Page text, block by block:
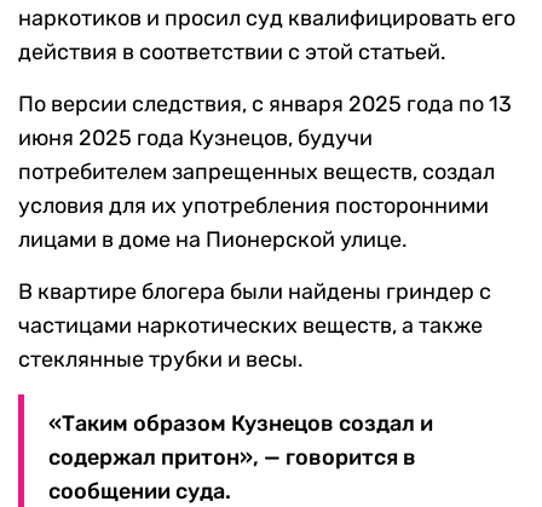
наркотиков и просил суд квалифицировать его
действия в соответствии с этой статьей.
По версии следствия, с января 2025 года по 13
июня 2025 года Кузнецов, будучи
потребителем запрещенных веществ, создал
условия для их употребления посторонними
лицами в доме на Пионерской улице.
В квартире блогера были найдены гриндер с
частицами наркотических веществ, а также
стеклянные трубки и весы.
«Таким образом Кузнецов создал и
содержал притон», — говорится в
сообщении суда.